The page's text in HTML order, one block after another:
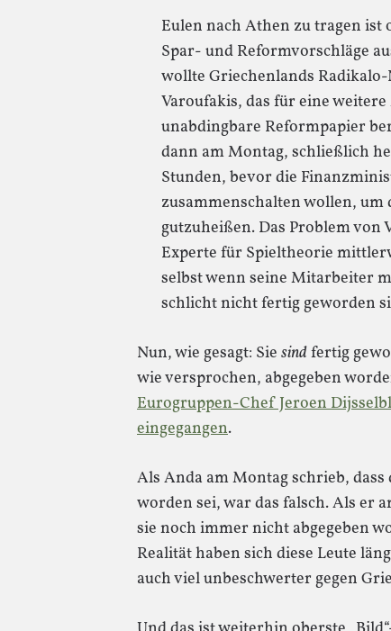
Eulen nach Athen zu tragen
Spar- und Reformvorschläge
wollte Griechenlands
Varoufakis, das für eine
unabdingbare Reformpapier
dann am Montag, schließlich
Stunden, bevor die
zusammenschalten wollen, um
gutzuheißen. Das Problem von
Experte für Spieltheorie
selbst wenn seine Mitarbeiter
schlicht nicht fertig geworden
Nun, wie gesagt: Sie sindfertig
wie versprochen, abgegeben
Eurogruppen-Chef Jeroen
eingegangen.
Als Anda am Montag schrieb, dass
worden sei, war das falsch. Als er
sie noch immer nicht abgegeben
Realität haben sich diese Leute
auch viel unbeschwerter gegen